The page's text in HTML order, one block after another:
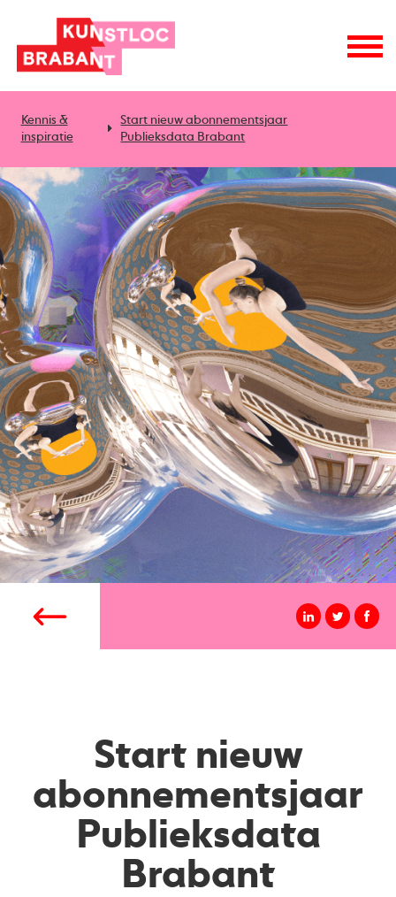
Kennis &
inspiratie
Start nieuw abonnementsjaar
Publieksdata Brabant
Start nieuw
abonnementsjaar
Publieksdata
Brabant